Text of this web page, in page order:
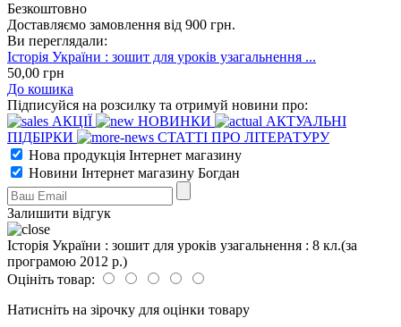
Безкоштовно
Доставляємо замовлення від 900 грн.
Ви переглядали:
Історія України : зошит для уроків узагальнення ...
50,00 грн
До кошика
Підписуйся на розсилку та отримуй новини про:
АКЦІЇ
НОВИНКИ
АКТУАЛЬНІ
ПІДБІРКИ
СТАТТІ ПРО ЛІТЕРАТУРУ
Нова продукція Інтернет магазину
Новини Інтернет магазину Богдан
Залишити відгук
Історія України : зошит для уроків узагальнення : 8 кл.(за
програмою 2012 р.)
Оцініть товар:
Натисніть на зірочку для оцінки товару